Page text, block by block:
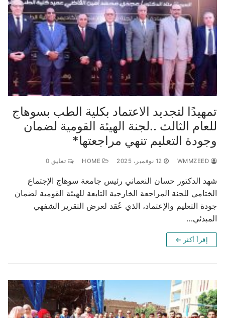
تمهيدًا لتجديد الاعتماد بكلية الطب بسوهاج
للعام الثالث ..لجنة الهيئة القومية لضمان
وجودة التعليم تنهي مراجعتها*
12 نوفمبر، 2025 تعليق 0
شهد الدكتور حسان النعماني رئيس جامعة سوهاج الإجتماع
الختامي للجنة المراجعة الخارجية التابعة للهيئة القومية لضمان
جودة التعليم والإعتماد، الذي عُقد لعرض التقرير الشفهي
المبدئي…
إقرأ أكثر ←